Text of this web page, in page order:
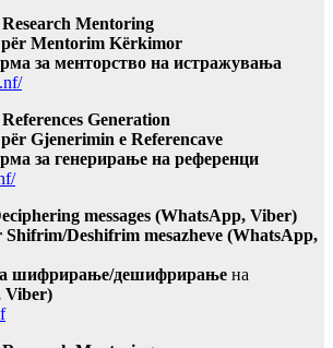
Mentoring
Mentorim Kërkimor
за менторство на истражувања
Generation
Gjenerimin e Referencave
за генерирање на референци
messages (WhatsApp, Viber)
Deshifrim mesazheve (WhatsApp,
шифрирање/дешифрирање на
Viber)